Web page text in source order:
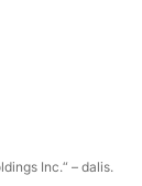
Inc.“ – dalis.